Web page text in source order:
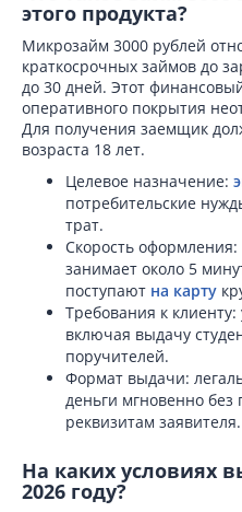
этого продукта?
Микрозайм 3000 рублей
краткосрочных займов до
до 30 дней. Этот
оперативного покрытия
Для получения заемщик
возраста 18 лет.
Целевое назначение:
потребительские
трат.
Скорость
занимает около 5
поступают на карту
Требования к клиенту:
включая выдачу
поручителей.
Формат выдачи:
деньги мгновенно
реквизитам заявителя.
На каких условиях
2026 году?